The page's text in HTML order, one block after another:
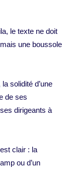
le texte ne doit
une boussole
solidité d’une
de ses
dirigeants à
clair : la
ou d’un